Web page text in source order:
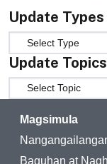
Update Types
Update Types
Update Topics
Update Topics
Magsimula
Baguhan at